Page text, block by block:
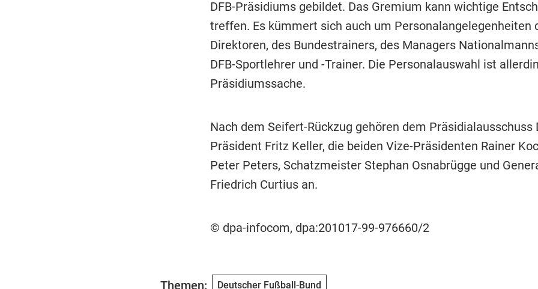
DFB-Präsidiums gebildet. Das Gremium kann wichtige
treffen. Es kümmert sich auch um Personalangelegenheiten
Direktoren, des Bundestrainers, des Managers
DFB-Sportlehrer und -Trainer. Die Personalauswahl ist
Präsidiumssache.
Nach dem Seifert-Rückzug gehören dem Präsidialausschuss
Präsident Fritz Keller, die beiden Vize-Präsidenten Rainer
Peter Peters, Schatzmeister Stephan Osnabrügge und
Friedrich Curtius an.
© dpa-infocom, dpa:201017-99-976660/2
Themen: Deutscher Fußball-Bund